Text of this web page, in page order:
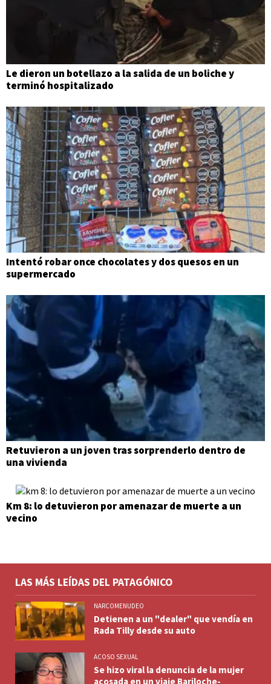
Le dieron un botellazo a la salida de un boliche y
terminó hospitalizado
Intentó robar once chocolates y dos quesos en un
supermercado
Retuvieron a un joven tras sorprenderlo dentro de
una vivienda
Km 8: lo detuvieron por amenazar de muerte a un
vecino
LAS MÁS LEÍDAS DEL PATAGÓNICO
NARCOMENUDEO
Detienen a un "dealer" que vendía en
Rada Tilly desde su auto
ACOSO SEXUAL
Se hizo viral la denuncia de la mujer
acosada en un viaje Bariloche-